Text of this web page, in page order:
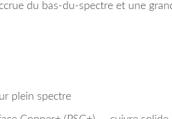
du bas-du-spectre et une
plein spectre